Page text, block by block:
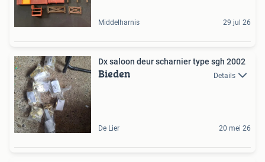
Middelharnis 29 jul 26
Dx saloon deur scharnier type sgh 2002
Bieden Details
De Lier 20 mei 26